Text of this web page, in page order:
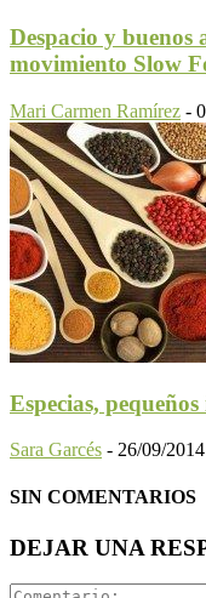
Despacio y buenos
movimiento Slow
Mari Carmen Ramírez -
Especias,
Sara Garcés - 26/09/2014
SIN COMENTARIOS
DEJAR UNA